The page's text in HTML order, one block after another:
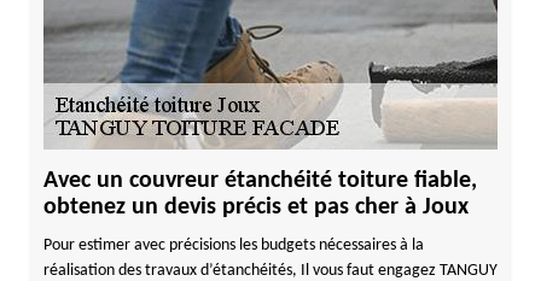
Avec un couvreur étanchéité toiture fiable,
obtenez un devis précis et pas cher à Joux
Pour estimer avec précisions les budgets nécessaires à la
réalisation des travaux d’étanchéités, Il vous faut engagez TANGUY